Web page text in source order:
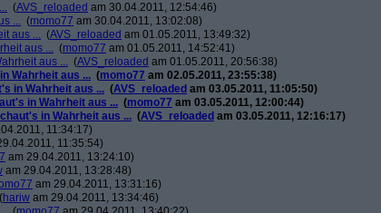
(AVS_reloaded am 30.04.2011, 12:54:46)
... (momo77 am 30.04.2011, 13:02:08)
aus ... (AVS_reloaded am 01.05.2011, 13:49:32)
aus ... (momo77 am 01.05.2011, 14:52:41)
aus ... (AVS_reloaded am 01.05.2011, 20:56:38)
Wahrheit aus ... (momo77 am 02.05.2011, 23:55:38)
in Wahrheit aus ... (AVS_reloaded am 03.05.2011, 11:05:50)
in Wahrheit aus ... (momo77 am 03.05.2011, 12:00:44)
in Wahrheit aus ... (AVS_reloaded am 03.05.2011, 12:16:17)
11:34:17)
11:35:54)
am 29.04.2011, 13:24:10)
am 29.04.2011, 13:28:48)
am 29.04.2011, 13:31:16)
(hariw am 29.04.2011, 13:34:46)